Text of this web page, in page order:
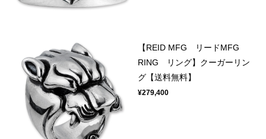
【REID MFG リードMFG
RING リング】クーガーリン
グ【送料無料】
¥279,400